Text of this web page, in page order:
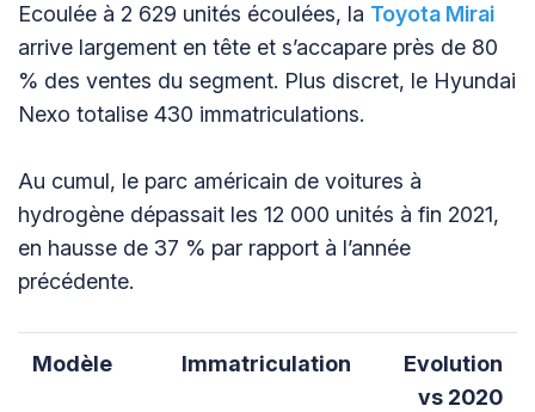
Ecoulée à 2 629 unités écoulées, la Toyota Mirai
arrive largement en tête et s’accapare près de 80
% des ventes du segment. Plus discret, le Hyundai
Nexo totalise 430 immatriculations.
Au cumul, le parc américain de voitures à
hydrogène dépassait les 12 000 unités à fin 2021,
en hausse de 37 % par rapport à l’année
précédente.
Modèle Immatriculation
Evolution
vs 2020